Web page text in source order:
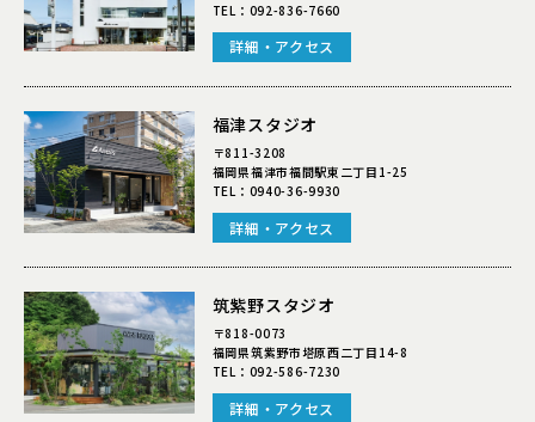
TEL： 092-836-7660
詳細・アクセス
福津スタジオ
〒811-3208
福岡県福津市福間駅東二丁目1-25
TEL： 0940-36-9930
詳細・アクセス
筑紫野スタジオ
〒818-0073
福岡県筑紫野市塔原西二丁目14-8
TEL： 092-586-7230
詳細・アクセス